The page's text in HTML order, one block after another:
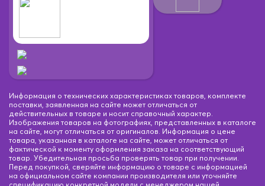
Информация о технических характеристиках товаров, комплекте
поставки, заявленная на сайте может отличаться от
действительных в товаре и носит справочный характер.
Изображения товаров на фотографиях, представленных в каталоге
на сайте, могут отличаться от оригиналов. Информация о цене
товара, указанная в каталоге на сайте, может отличаться от
фактической к моменту оформления заказа на соответствующий
товар. Убедительная просьба проверять товар при получении.
Перед покупкой, сверяйте информацию о товаре с информацией
на официальном сайте компании производителя или уточняйте